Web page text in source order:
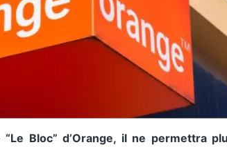
Bloc” d’Orange, il ne permettra